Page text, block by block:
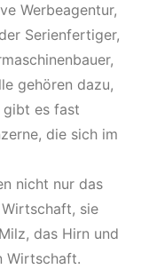
Werbeagentur,
Serienfertiger,
gehören dazu,
gibt es fast
die sich im
nicht nur das
sie
das Hirn und
Wirtschaft.